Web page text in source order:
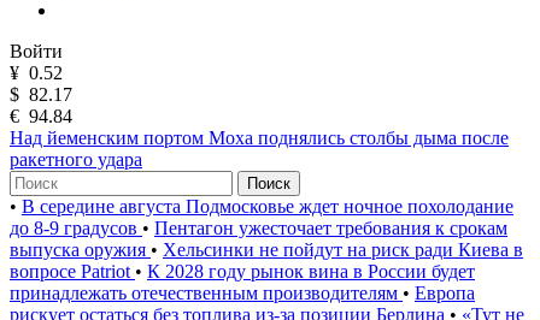
Войти
¥ 0.52
$ 82.17
€ 94.84
Над йеменским портом Моха поднялись столбы дыма после
ракетного удара
Поиск
• В середине августа Подмосковье ждет ночное похолодание
до 8-9 градусов • Пентагон ужесточает требования к срокам
выпуска оружия • Хельсинки не пойдут на риск ради Киева в
вопросе Patriot • К 2028 году рынок вина в России будет
принадлежать отечественным производителям • Европа
рискует остаться без топлива из-за позиции Берлина • «Тут не